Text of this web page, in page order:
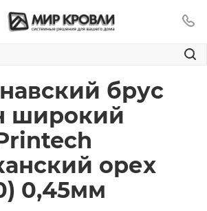
брус
широкий
орех
0,45мм